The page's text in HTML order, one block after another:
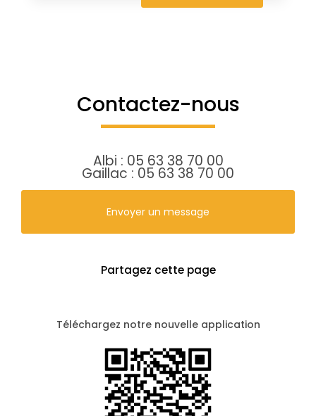
Contactez-nous
Albi : 05 63 38 70 00
Gaillac : 05 63 38 70 00
Envoyer un message
Partagez cette page
Téléchargez notre nouvelle application